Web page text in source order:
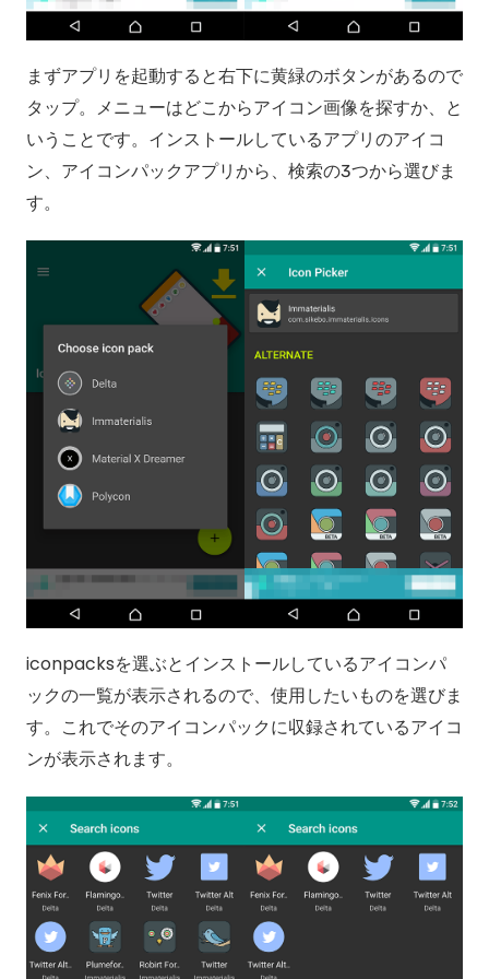
まずアプリを起動すると右下に黄緑のボタンがあるので
タップ。メニューはどこからアイコン画像を探すか、と
いうことです。インストールしているアプリのアイコ
ン、アイコンパックアプリから、検索の3つから選びま
す。
iconpacksを選ぶとインストールしているアイコンパ
ックの一覧が表示されるので、使用したいものを選びま
す。これでそのアイコンパックに収録されているアイコ
ンが表示されます。